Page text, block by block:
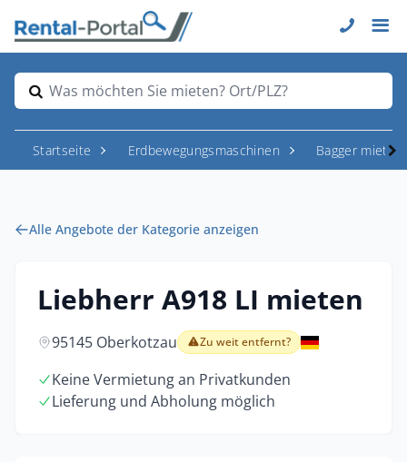
Was möchten Sie mieten? Ort/PLZ?
Startseite Erdbewegungsmaschinen Bagger mieten
Alle Angebote der Kategorie anzeigen
Liebherr A918 LI mieten
95145 Oberkotzau Zu weit entfernt?
Keine Vermietung an Privatkunden
Lieferung und Abholung möglich